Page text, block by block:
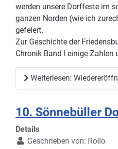
werden unsere Dorffeste im
ganzen Norden (wie ich
gefeiert.
Zur Geschichte der
Chronik Band I einige Zahlen
Weiterlesen:
10. Sönnebüller
Details
Geschrieben von: Rollo